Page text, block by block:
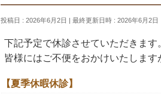
投稿日 : 2026年6月2日 最終更新日時 : 2026年6月2日
下記予定で休診させていただきます
皆様にはご不便をおかけいたします
【夏季休暇休診】